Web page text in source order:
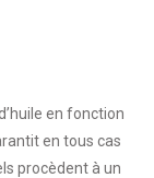
en fonction
en tous cas
procèdent à un